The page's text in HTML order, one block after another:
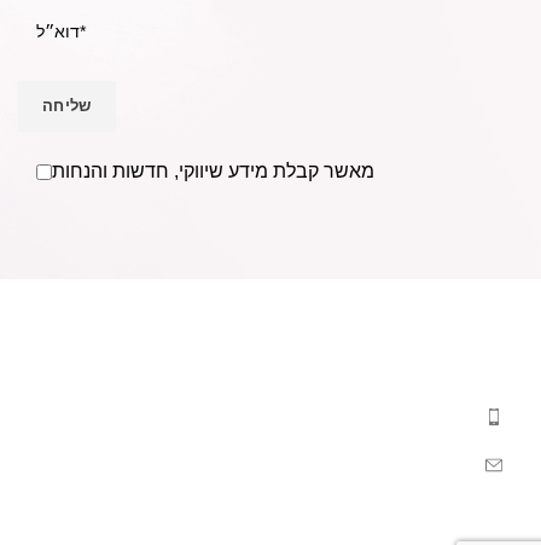
מאשר קבלת מידע שיווקי, חדשות והנחות